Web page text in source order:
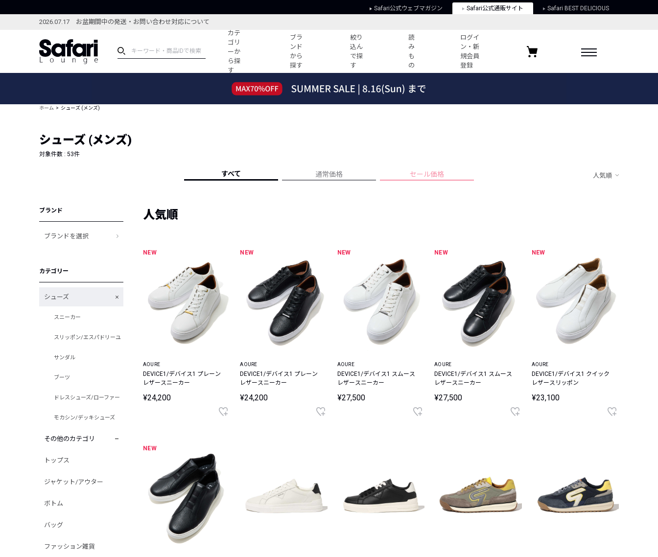
Safari公式ウェブマガジン Safari公式通販サイト Safari BEST DELICIOUS
2026.07.17 お盆期間中の発送・お問い合わせ対応について
カテ
ゴリ
ーか
ら探
す
ブラ
ンド
から
探す
絞り
込ん
で探
す
読
み
も
の
ログイ
ン・新
規会員
登録
ブランドから探す
新着アイテム
編集部のおすすめアイテム
すべての記事
人気記事ランキング
セールおすすめアイテム
人気アイテム TOP 15
プライバシーポリシー
お気に入りブランド
ホーム シューズ (メンズ)
シューズ (メンズ)
対象件数 : 53件
すべて 通常価格 セール価格 人気順
ブランド
ブランドを選択
カテゴリー
シューズ
スニーカー
スリッポン/エスパドリーユ
サンダル
ブーツ
ドレスシューズ/ローファー
モカシン/デッキシューズ
その他のカテゴリ
トップス
ジャケット/アウター
ボトム
バッグ
ファッション雑貨
人気順
NEW
AOURE
DEVICE1/デバイス1 プレーン
レザースニーカー
¥24,200
NEW
AOURE
DEVICE1/デバイス1 プレーン
レザースニーカー
¥24,200
NEW
AOURE
DEVICE1/デバイス1 スムース
レザースニーカー
¥27,500
NEW
AOURE
DEVICE1/デバイス1 スムース
レザースニーカー
¥27,500
NEW
AOURE
DEVICE1/デバイス1 クイック
レザースリッポン
¥23,100
NEW